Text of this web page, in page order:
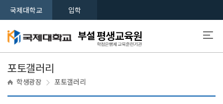
국제대학교 입학
학생광장 포토갤러리
포토갤러리